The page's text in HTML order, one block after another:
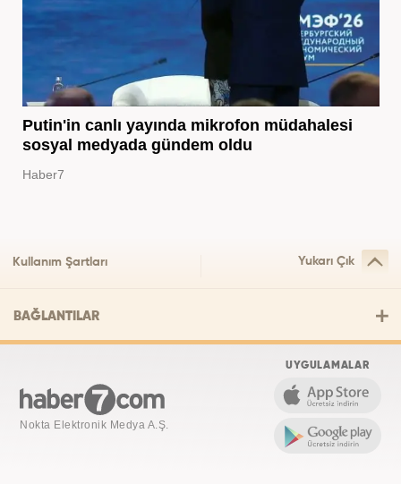
Putin'in canlı yayında mikrofon müdahalesi
sosyal medyada gündem oldu
Haber7
Kullanım Şartları Yukarı Çık
BAĞLANTILAR
Nokta Elektronik Medya A.Ş.
UYGULAMALAR